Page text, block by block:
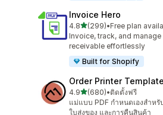
Invoice Hero
4.8เต็ม 5 ดาว
(299)
ทั้งหมด 299 รีวิว
•Free plan
Invoice, track, and
receivable effortlessly
Built for Shopify
Order Printer
4.9เต็ม 5 ดาว
(680)
ทั้งหมด 680 รีวิว
•ติดตั้งฟรี
แม่แบบ PDF กำหนดเองสำห
ใบส่งของ และการคืนสินค้า